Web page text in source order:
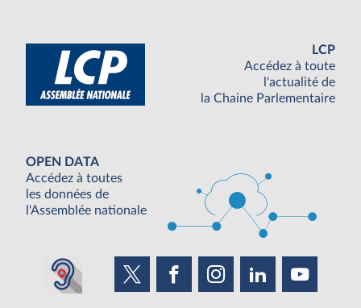
LCP
Accédez à toute
l'actualité de
la Chaine Parlementaire
OPEN DATA
Accédez à toutes
les données de
l'Assemblée nationale